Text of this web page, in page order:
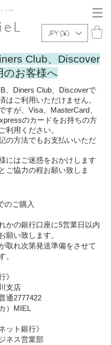
JPY (¥)
Club、Discover
のお客様へ
、Diners Club、Discoverで
はご利用いただけません。
すが、Visa、MasterCard、
のカードをお持ちの方
利用ください。
の方法でもお支払いいただ
にはご迷惑をおかけします
ご協力の程お願い致しま
のご購入
かの銀行口座に5営業日以内
願い致します。
取れ次第発送準備をさせて
。
》
支店
通2777422
）MIEL
ット銀行》
ネス営業部